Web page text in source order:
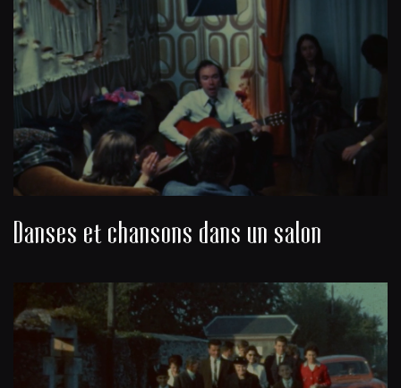
Danses et chansons dans un salon